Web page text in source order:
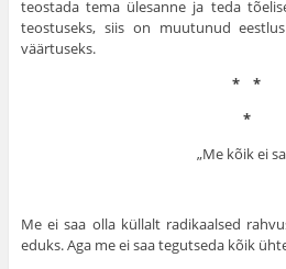
teostada tema üles­anne ja teda
teostuseks, siis on muutunud
väärtu­seks.
* *
*
„Me kõik ei
Me ei saa olla küllalt radikaalsed
eduks. Aga me ei saa tegutseda kõik